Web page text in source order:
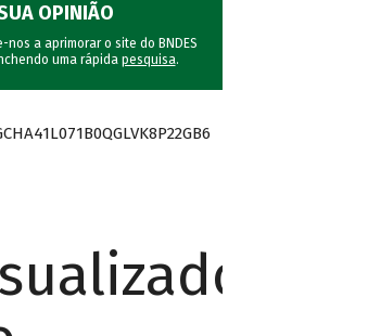
OPINIÃO
nos a aprimorar o site do BNDES
uma rápida pesquisa.